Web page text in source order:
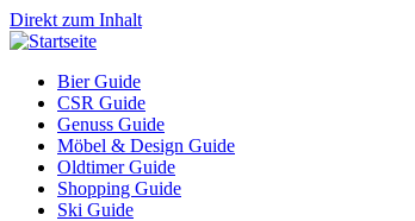
Direkt zum Inhalt
Bier Guide
CSR Guide
Genuss Guide
Möbel & Design Guide
Oldtimer Guide
Shopping Guide
Ski Guide